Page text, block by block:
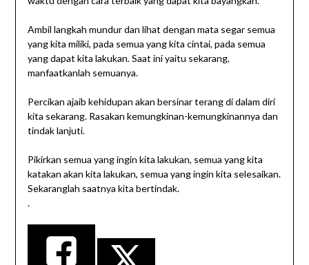
Ambil langkah mundur dan lihat dengan mata segar semua
yang kita miliki, pada semua yang kita cintai, pada semua
yang dapat kita lakukan. Saat ini yaitu sekarang,
manfaatkanlah semuanya.
Percikan ajaib kehidupan akan bersinar terang di dalam diri
kita sekarang. Rasakan kemungkinan-kemungkinannya dan
tindak lanjuti.
Pikirkan semua yang ingin kita lakukan, semua yang kita
katakan akan kita lakukan, semua yang ingin kita selesaikan.
Sekaranglah saatnya kita bertindak.
.